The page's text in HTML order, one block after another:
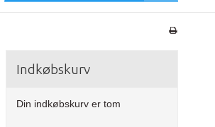
Indkøbskurv
Din indkøbskurv er tom